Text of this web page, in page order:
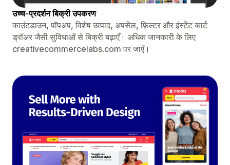
उच्च-प्रदर्शन बिक्री उपकरण
काउंटडाउन, पॉपअप, विशेष उत्पाद, अपसेल, फ़िल्टर और इंस्टेंट कार्ट
ड्रॉअर जैसी सुविधाओं से बिक्री बढ़ाएँ। अधिक जानकारी के लिए
creativecommercelabs.com पर जाएँ।